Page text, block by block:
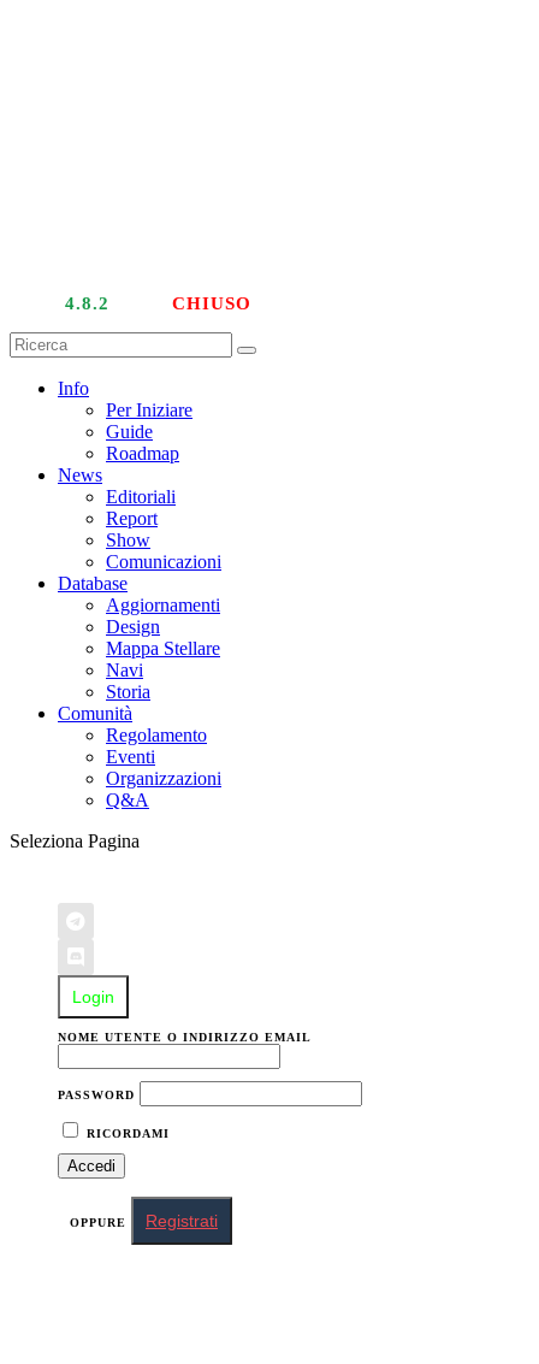
4.8.2 CHIUSO
Info
Per Iniziare
Guide
Roadmap
News
Editoriali
Report
Show
Comunicazioni
Database
Aggiornamenti
Design
Mappa Stellare
Navi
Storia
Comunità
Regolamento
Eventi
Organizzazioni
Q&A
Seleziona Pagina
Login
NOME UTENTE O INDIRIZZO EMAIL
PASSWORD
RICORDAMI
OPPURE Registrati